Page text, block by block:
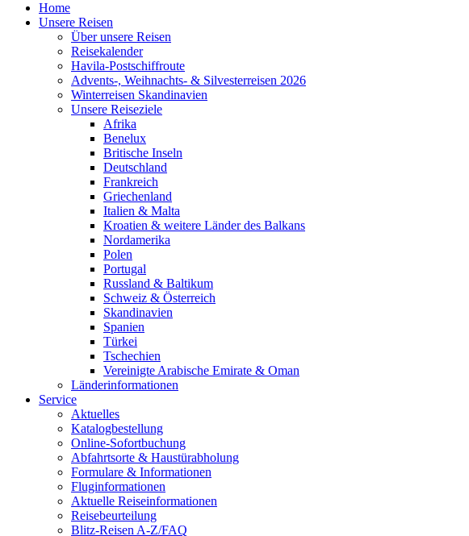
Home
Unsere Reisen
Über unsere Reisen
Reisekalender
Havila-Postschiffroute
Advents-, Weihnachts- & Silvesterreisen 2026
Winterreisen Skandinavien
Unsere Reiseziele
Afrika
Benelux
Britische Inseln
Deutschland
Frankreich
Griechenland
Italien & Malta
Kroatien & weitere Länder des Balkans
Nordamerika
Polen
Portugal
Russland & Baltikum
Schweiz & Österreich
Skandinavien
Spanien
Türkei
Tschechien
Vereinigte Arabische Emirate & Oman
Länderinformationen
Service
Aktuelles
Katalogbestellung
Online-Sofortbuchung
Abfahrtsorte & Haustürabholung
Formulare & Informationen
Fluginformationen
Aktuelle Reiseinformationen
Reisebeurteilung
Blitz-Reisen A-Z/FAQ